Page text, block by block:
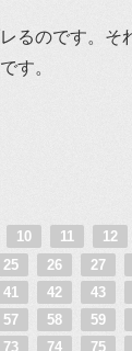
るのです。そ
す。
10 11 12
25 26 27
41 42 43
57 58 59
73 74 75